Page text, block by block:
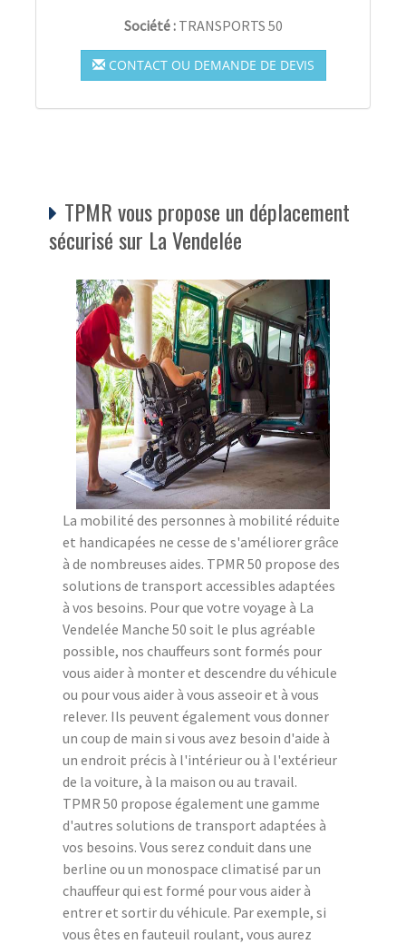
Société : TRANSPORTS 50
CONTACT OU DEMANDE DE DEVIS
TPMR vous propose un déplacement
sécurisé sur La Vendelée
La mobilité des personnes à mobilité réduite
et handicapées ne cesse de s'améliorer grâce
à de nombreuses aides. TPMR 50 propose des
solutions de transport accessibles adaptées
à vos besoins. Pour que votre voyage à La
Vendelée Manche 50 soit le plus agréable
possible, nos chauffeurs sont formés pour
vous aider à monter et descendre du véhicule
ou pour vous aider à vous asseoir et à vous
relever. Ils peuvent également vous donner
un coup de main si vous avez besoin d'aide à
un endroit précis à l'intérieur ou à l'extérieur
de la voiture, à la maison ou au travail.
TPMR 50 propose également une gamme
d'autres solutions de transport adaptées à
vos besoins. Vous serez conduit dans une
berline ou un monospace climatisé par un
chauffeur qui est formé pour vous aider à
entrer et sortir du véhicule. Par exemple, si
vous êtes en fauteuil roulant, vous aurez